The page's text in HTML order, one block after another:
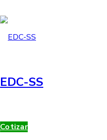
EDC-SS
Cotizar